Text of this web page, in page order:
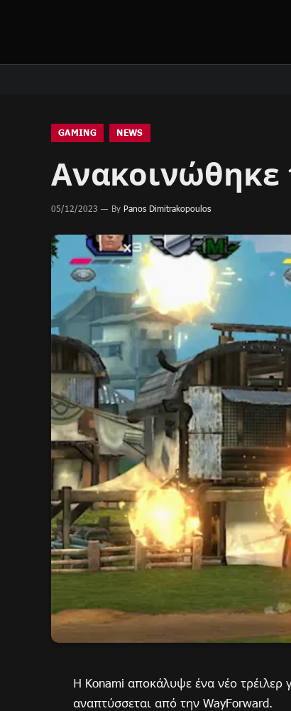
GAMING NEWS
Ανακοινώθηκε
05/12/2023 By Panos Dimitrakopoulos
Η Konami αποκάλυψε ένα νέο τρέιλερ
αναπτύσσεται από την WayForward.